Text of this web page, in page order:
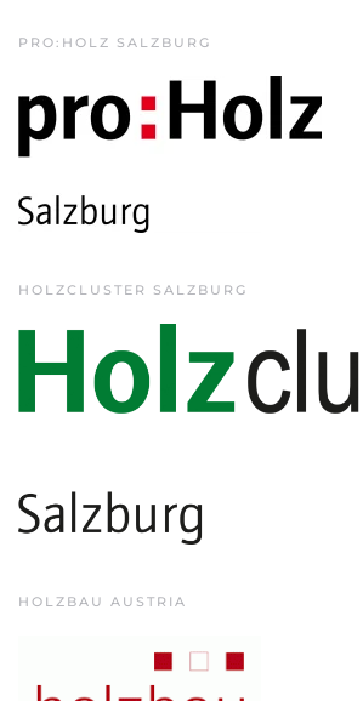
PRO:HOLZ SALZBURG
HOLZCLUSTER SALZBURG
HOLZBAU AUSTRIA